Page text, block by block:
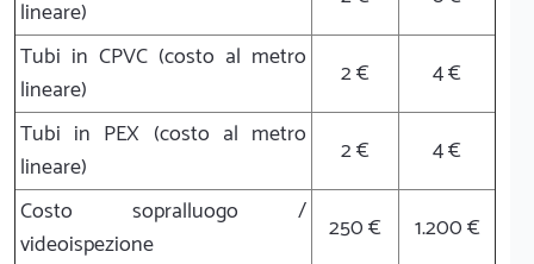
lineare)
Tubi in CPVC (costo al metro
lineare)
2 €
4 €
Tubi in PEX (costo al metro
lineare)
2 €
4 €
Costo sopralluogo /
videoispezione
250 €
1.200 €